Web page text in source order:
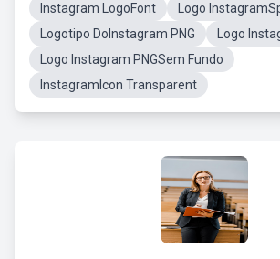
Instagram LogoFont
Logo
Logotipo DoInstagram PNG
Logo
Logo Instagram PNGSem Fundo
InstagramIcon Transparent